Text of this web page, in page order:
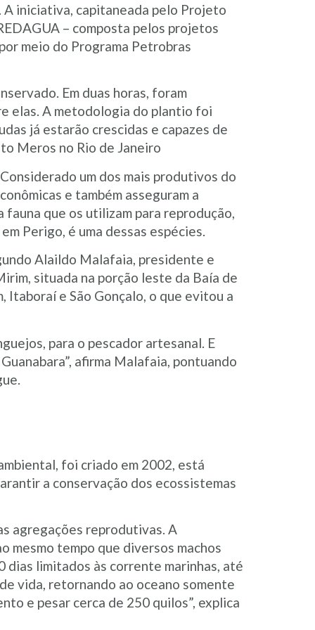
iniciativa, capitaneada pelo Projeto
– composta pelos projetos
meio do Programa Petrobras
Em duas horas, foram
elas. A metodologia do plantio foi
já estarão crescidas e capazes de
Meros no Rio de Janeiro
um dos mais produtivos do
e também asseguram a
que os utilizam para reprodução,
Perigo, é uma dessas espécies.
Alaildo Malafaia, presidente e
situada na porção leste da Baía de
Itaboraí e São Gonçalo, o que evitou a
para o pescador artesanal. E
afirma Malafaia, pontuando
foi criado em 2002, está
a conservação dos ecossistemas
agregações reprodutivas. A
mesmo tempo que diversos machos
dias limitados às corrente marinhas, até
vida, retornando ao oceano somente
e pesar cerca de 250 quilos”, explica